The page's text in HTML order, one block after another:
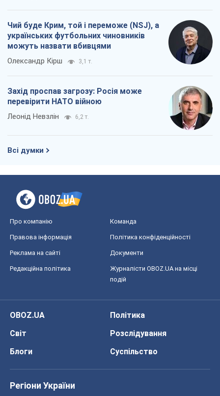
Чий буде Крим, той і переможе (NSJ), а
українських футбольних чиновників
можуть назвати вбивцями
Олександр Кірш 3,1 т.
Захід проспав загрозу: Росія може
перевірити НАТО війною
Леонід Невзлін 6,2 т.
Всі думки
Про компанію Команда
Правова інформація Політика конфіденційності
Реклама на сайті Документи
Редакційна політика
Журналісти OBOZ.UA на місці
подій
OBOZ.UA
Політика
Світ
Розслідування
Блоги
Суспільство
Регіони України